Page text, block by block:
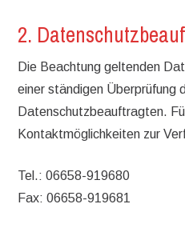
2.
Die Beachtung geltenden
einer ständigen Überprüfung
Datenschutzbeauftragten.
Kontaktmöglichkeiten zur
Tel.: 06658-919680
Fax: 06658-919681